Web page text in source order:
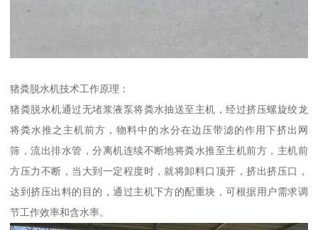
猪粪脱水机技术工作原理：
猪粪脱水机通过无堵浆液泵将粪水抽送至主机，经过挤压螺旋绞龙
将粪水推之主机前方，物料中的水分在边压带滤的作用下挤出网
筛，流出排水管，分离机连续不断地将粪水推至主机前方，主机前
方压力不断，当大到一定程度时，就将卸料口顶开，挤出挤压口，
达到挤压出料的目的，通过主机下方的配重块，可根据用户需求调
节工作效率和含水率。